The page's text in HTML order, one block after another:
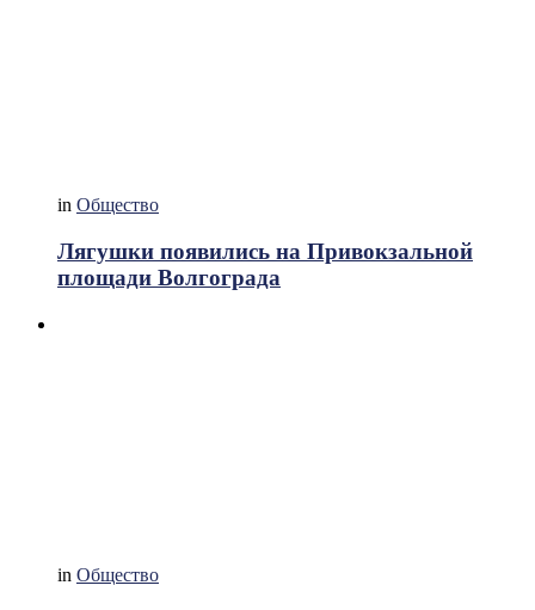
in Общество
Лягушки появились на Привокзальной
площади Волгограда
in Общество